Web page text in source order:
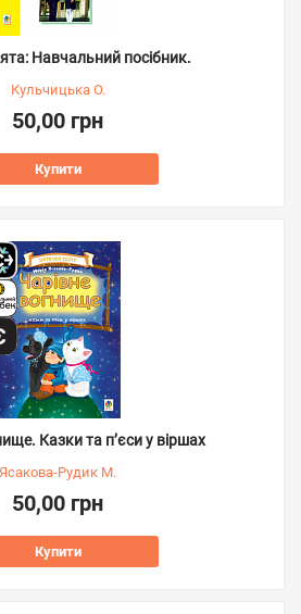
Навчальний посібник.
Кульчицька О.
50,00 грн
Купити
Казки та п’єси у віршах
Ясакова-Рудик М.
50,00 грн
Купити